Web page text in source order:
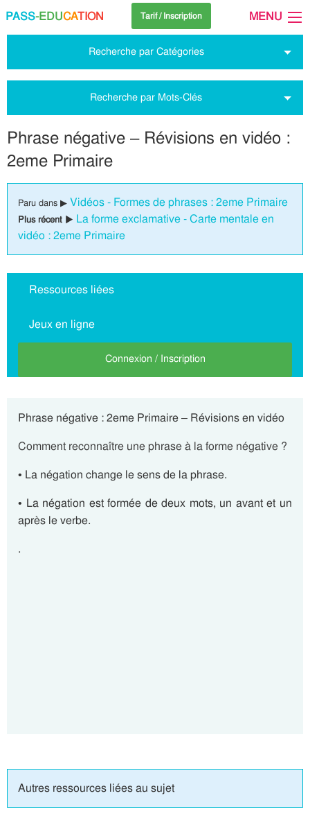
PASS-EDUCATION Tarif / Inscription MENU
Recherche par Catégories
Recherche par Mots-Clés
Phrase négative – Révisions en vidéo :
2eme Primaire
Paru dans ▶ Vidéos - Formes de phrases : 2eme Primaire
Plus récent ▶ La forme exclamative - Carte mentale en
vidéo : 2eme Primaire
Ressources liées
Jeux en ligne
Connexion / Inscription
Phrase négative : 2eme Primaire – Révisions en vidéo
Comment reconnaître une phrase à la forme négative ?
• La négation change le sens de la phrase.
• La négation est formée de deux mots, un avant et un
après le verbe.
.
Autres ressources liées au sujet